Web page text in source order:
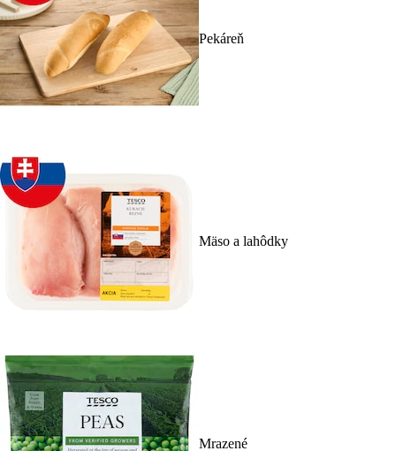
Pekáreň
Mäso a lahôdky
Mrazené